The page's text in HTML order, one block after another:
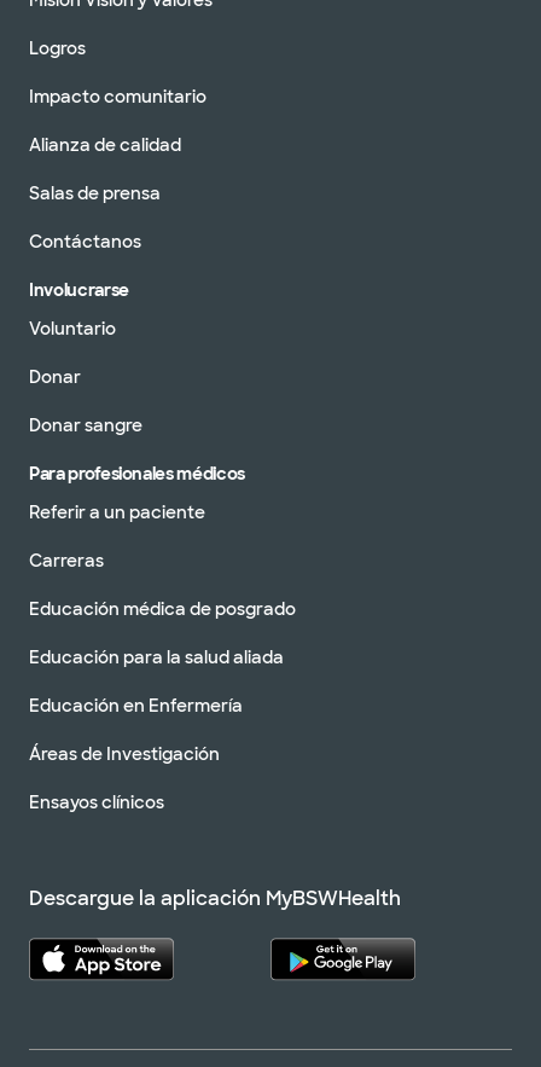
Logros
Impacto comunitario
Alianza de calidad
Salas de prensa
Contáctanos
Involucrarse
Voluntario
Donar
Donar sangre
Para profesionales médicos
Referir a un paciente
Carreras
Educación médica de posgrado
Educación para la salud aliada
Educación en Enfermería
Áreas de Investigación
Ensayos clínicos
Descargue la aplicación MyBSWHealth